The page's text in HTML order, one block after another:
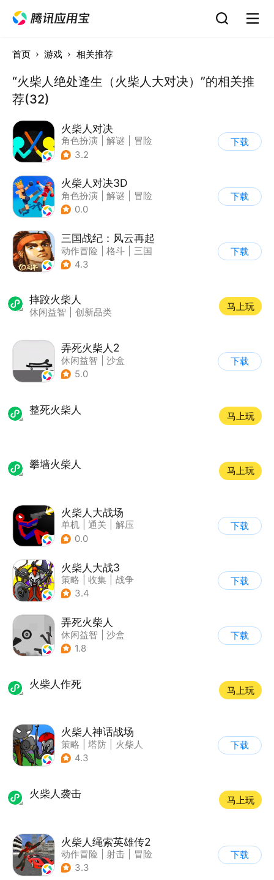
首页 游戏 相关推荐
“火柴人绝处逢生（火柴人大对决）”的相关推
荐(32)
火柴人对决
角色扮演 解谜
冒险
| 挑战破纪录
3.2
下载
火柴人对决3D
角色扮演 解谜
冒险
| 挑战破纪录
0.0
下载
三国战纪：风云再起
动作冒险 格斗
三国
| 横版过关
4.3
下载
摔跤火柴人
休闲益智 创新品类
马上玩
弄死火柴人2
休闲益智
沙盒
5.0
下载
整死火柴人
马上玩
攀墙火柴人
马上玩
火柴人大战场
单机 通关
解压
| 火柴人
0.0
下载
火柴人大战3
策略 收集
战争
| 火柴人
3.4
下载
弄死火柴人
休闲益智
沙盒
| 火柴人
1.8
下载
火柴人作死
马上玩
火柴人神话战场
策略 塔防
火柴人
| 休闲益智
4.3
下载
火柴人袭击
马上玩
火柴人绳索英雄传2
动作冒险 射击
冒险
| 开放世界
3.3
下载